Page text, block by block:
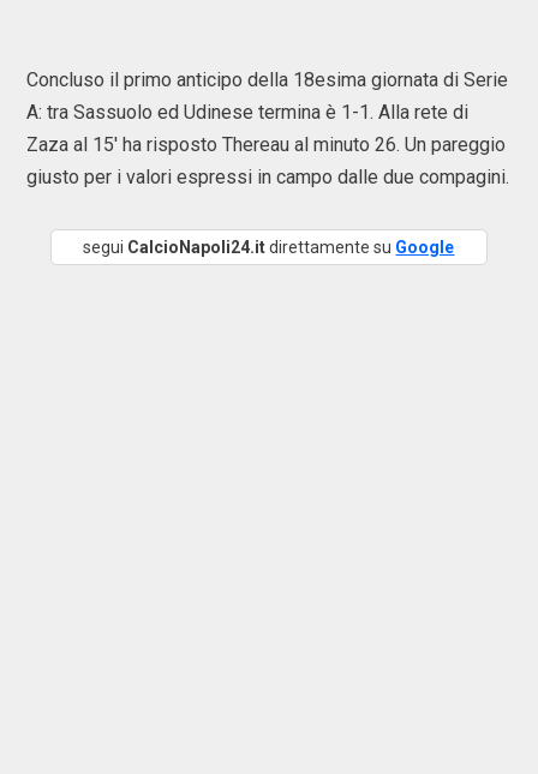
Concluso il primo anticipo della 18esima giornata di Serie
A: tra Sassuolo ed Udinese termina è 1-1. Alla rete di
Zaza al 15' ha risposto Thereau al minuto 26. Un pareggio
giusto per i valori espressi in campo dalle due compagini.
segui CalcioNapoli24.itdirettamente su Google